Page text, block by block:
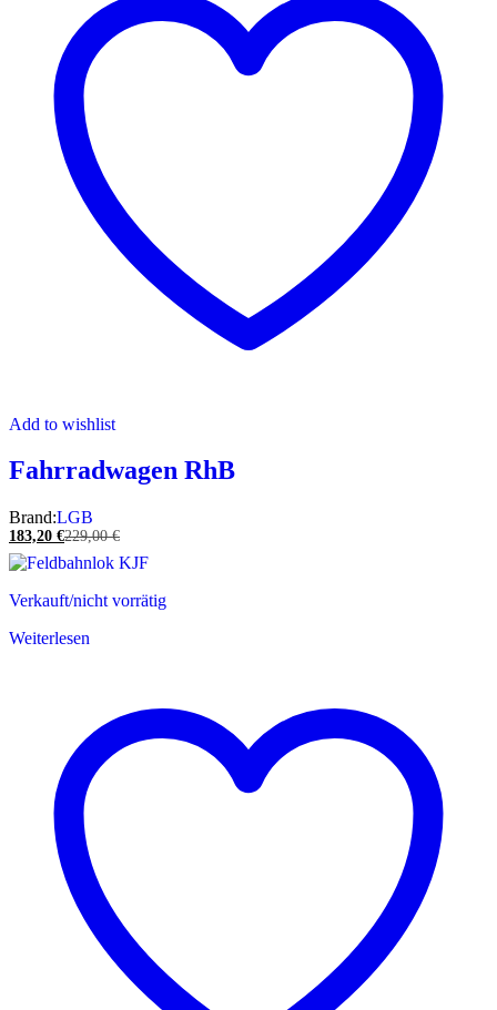
Add to wishlist
Fahrradwagen RhB
Brand:LGB
183,20 €229,00€
Verkauft/nicht vorrätig
Weiterlesen